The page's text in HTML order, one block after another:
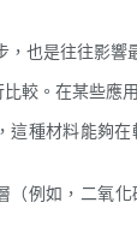
也是往往影響
較。在某些應
這種材料能夠
（例如，二氧